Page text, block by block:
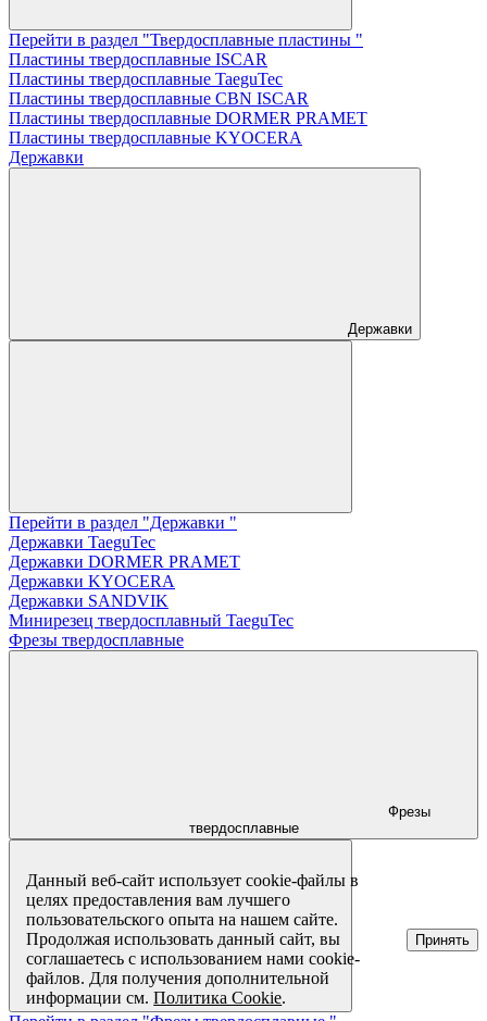
Перейти в раздел "Твердосплавные пластины "
Пластины твердосплавные ISCAR
Пластины твердосплавные TaeguTec
Пластины твердосплавные CBN ISCAR
Пластины твердосплавные DORMER PRAMET
Пластины твердосплавные KYOCERA
Державки
Державки
Перейти в раздел "Державки "
Державки TaeguTec
Державки DORMER PRAMET
Державки KYOCERA
Державки SANDVIK
Минирезец твердосплавный TaeguTec
Фрезы твердосплавные
Фрезы
твердосплавные
Данный веб-сайт использует cookie-файлы в
целях предоставления вам лучшего
пользовательского опыта на нашем сайте.
Продолжая использовать данный сайт, вы
соглашаетесь с использованием нами cookie-
файлов. Для получения дополнительной
информации см.Политика Cookie.
Принять